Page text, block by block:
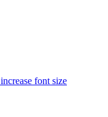
increase font size